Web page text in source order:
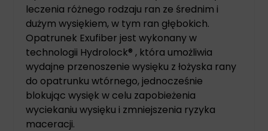
leczenia różnego rodzaju ran ze średnim i
dużym wysiękiem, w tym ran głębokich.
Opatrunek Exufiber jest wykonany w
technologii Hydrolock® , która umożliwia
wydajne przenoszenie wysięku z łożyska rany
do opatrunku wtórnego, jednocześnie
blokując wysięk w celu zapobieżenia
wyciekaniu wysięku i zmniejszenia ryzyka
maceracji.